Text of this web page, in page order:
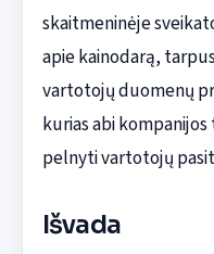
skaitmeninėje
apie kainodarą,
vartotojų duomenų
kurias abi
pelnyti vartotojų
Išvada